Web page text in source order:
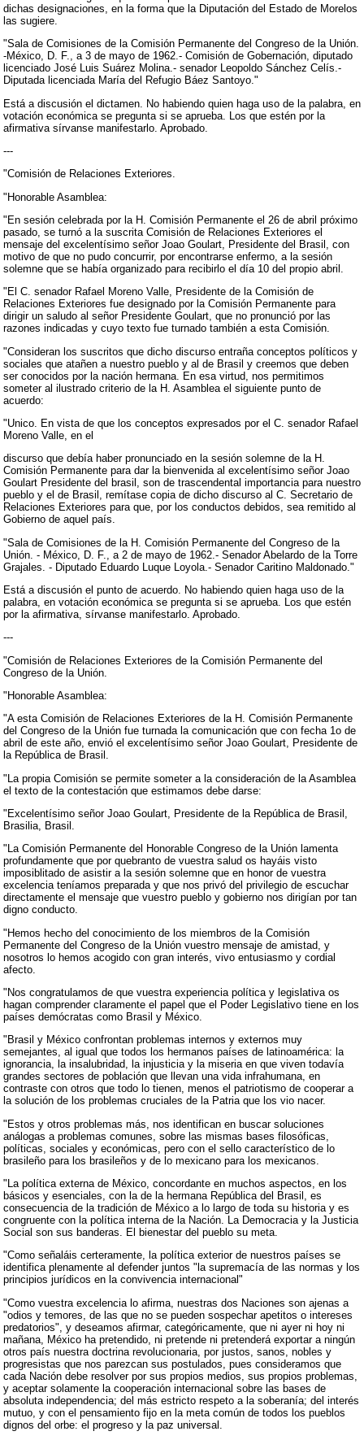
dichas designaciones, en la forma que la Diputación del Estado de Morelos
las sugiere.
"Sala de Comisiones de la Comisión Permanente del Congreso de la Unión.
-México, D. F., a 3 de mayo de 1962.- Comisión de Gobernación, diputado
licenciado José Luis Suárez Molina.- senador Leopoldo Sánchez Celís.-
Diputada licenciada María del Refugio Báez Santoyo."
Está a discusión el dictamen. No habiendo quien haga uso de la palabra, en
votación económica se pregunta si se aprueba. Los que estén por la
afirmativa sírvanse manifestarlo. Aprobado.
---
"Comisión de Relaciones Exteriores.
"Honorable Asamblea:
"En sesión celebrada por la H. Comisión Permanente el 26 de abril próximo
pasado, se turnó a la suscrita Comisión de Relaciones Exteriores el
mensaje del excelentísimo señor Joao Goulart, Presidente del Brasil, con
motivo de que no pudo concurrir, por encontrarse enfermo, a la sesión
solemne que se había organizado para recibirlo el día 10 del propio abril.
"El C. senador Rafael Moreno Valle, Presidente de la Comisión de
Relaciones Exteriores fue designado por la Comisión Permanente para
dirigir un saludo al señor Presidente Goulart, que no pronunció por las
razones indicadas y cuyo texto fue turnado también a esta Comisión.
"Consideran los suscritos que dicho discurso entraña conceptos políticos y
sociales que atañen a nuestro pueblo y al de Brasil y creemos que deben
ser conocidos por la nación hermana. En esa virtud, nos permitimos
someter al ilustrado criterio de la H. Asamblea el siguiente punto de
acuerdo:
"Unico. En vista de que los conceptos expresados por el C. senador Rafael
Moreno Valle, en el
discurso que debía haber pronunciado en la sesión solemne de la H.
Comisión Permanente para dar la bienvenida al excelentísimo señor Joao
Goulart Presidente del brasil, son de trascendental importancia para nuestro
pueblo y el de Brasil, remítase copia de dicho discurso al C. Secretario de
Relaciones Exteriores para que, por los conductos debidos, sea remitido al
Gobierno de aquel país.
"Sala de Comisiones de la H. Comisión Permanente del Congreso de la
Unión. - México, D. F., a 2 de mayo de 1962.- Senador Abelardo de la Torre
Grajales. - Diputado Eduardo Luque Loyola.- Senador Caritino Maldonado."
Está a discusión el punto de acuerdo. No habiendo quien haga uso de la
palabra, en votación económica se pregunta si se aprueba. Los que estén
por la afirmativa, sírvanse manifestarlo. Aprobado.
---
"Comisión de Relaciones Exteriores de la Comisión Permanente del
Congreso de la Unión.
"Honorable Asamblea:
"A esta Comisión de Relaciones Exteriores de la H. Comisión Permanente
del Congreso de la Unión fue turnada la comunicación que con fecha 1o de
abril de este año, envió el excelentísimo señor Joao Goulart, Presidente de
la República de Brasil.
"La propia Comisión se permite someter a la consideración de la Asamblea
el texto de la contestación que estimamos debe darse:
"Excelentísimo señor Joao Goulart, Presidente de la República de Brasil,
Brasilia, Brasil.
"La Comisión Permanente del Honorable Congreso de la Unión lamenta
profundamente que por quebranto de vuestra salud os hayáis visto
imposiblitado de asistir a la sesión solemne que en honor de vuestra
excelencia teníamos preparada y que nos privó del privilegio de escuchar
directamente el mensaje que vuestro pueblo y gobierno nos dirigían por tan
digno conducto.
"Hemos hecho del conocimiento de los miembros de la Comisión
Permanente del Congreso de la Unión vuestro mensaje de amistad, y
nosotros lo hemos acogido con gran interés, vivo entusiasmo y cordial
afecto.
"Nos congratulamos de que vuestra experiencia política y legislativa os
hagan comprender claramente el papel que el Poder Legislativo tiene en los
países demócratas como Brasil y México.
"Brasil y México confrontan problemas internos y externos muy
semejantes, al igual que todos los hermanos países de latinoamérica: la
ignorancia, la insalubridad, la injusticia y la miseria en que viven todavía
grandes sectores de población que llevan una vida infrahumana, en
contraste con otros que todo lo tienen, menos el patriotismo de cooperar a
la solución de los problemas cruciales de la Patria que los vio nacer.
"Estos y otros problemas más, nos identifican en buscar soluciones
análogas a problemas comunes, sobre las mismas bases filosóficas,
políticas, sociales y económicas, pero con el sello característico de lo
brasileño para los brasileños y de lo mexicano para los mexicanos.
"La política externa de México, concordante en muchos aspectos, en los
básicos y esenciales, con la de la hermana República del Brasil, es
consecuencia de la tradición de México a lo largo de toda su historia y es
congruente con la política interna de la Nación. La Democracia y la Justicia
Social son sus banderas. El bienestar del pueblo su meta.
"Como señaláis certeramente, la política exterior de nuestros países se
identifica plenamente al defender juntos "la supremacía de las normas y los
principios jurídicos en la convivencia internacional"
"Como vuestra excelencia lo afirma, nuestras dos Naciones son ajenas a
"odios y temores, de las que no se pueden sospechar apetitos o intereses
predatorios", y deseamos afirmar, categóricamente, que ni ayer ni hoy ni
mañana, México ha pretendido, ni pretende ni pretenderá exportar a ningún
otros país nuestra doctrina revolucionaria, por justos, sanos, nobles y
progresistas que nos parezcan sus postulados, pues consideramos que
cada Nación debe resolver por sus propios medios, sus propios problemas,
y aceptar solamente la cooperación internacional sobre las bases de
absoluta independencia; del más estricto respeto a la soberanía; del interés
mutuo, y con el pensamiento fijo en la meta común de todos los pueblos
dignos del orbe: el progreso y la paz universal.